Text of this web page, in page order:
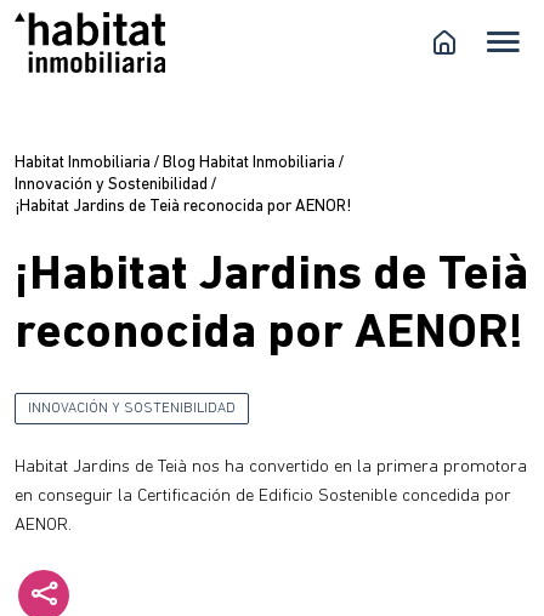
Habitat Inmobiliaria / Blog Habitat Inmobiliaria /
Innovación y Sostenibilidad /
¡Habitat Jardins de Teià reconocida por AENOR!
¡Habitat Jardins de Teià
reconocida por AENOR!
INNOVACIÓN Y SOSTENIBILIDAD
Habitat Jardins de Teià nos ha convertido en la primera promotora
en conseguir la Certificación de Edificio Sostenible concedida por
AENOR.